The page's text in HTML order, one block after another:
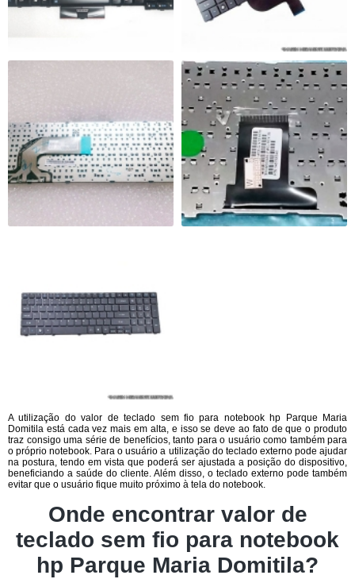
A utilização do valor de teclado sem fio para notebook hp Parque Maria
Domitila está cada vez mais em alta, e isso se deve ao fato de que o produto
traz consigo uma série de benefícios, tanto para o usuário como também para
o próprio notebook. Para o usuário a utilização do teclado externo pode ajudar
na postura, tendo em vista que poderá ser ajustada a posição do dispositivo,
beneficiando a saúde do cliente. Além disso, o teclado externo pode também
evitar que o usuário fique muito próximo à tela do notebook.
Onde encontrar valor de
teclado sem fio para notebook
hp Parque Maria Domitila?